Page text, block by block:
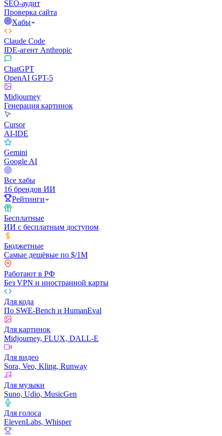
SEO-аудит
Проверка сайта
Хабы
Claude Code
IDE-агент Anthropic
ChatGPT
OpenAI GPT-5
Midjourney
Генерация картинок
Cursor
AI-IDE
Gemini
Google AI
Все хабы
16 брендов ИИ
Рейтинги
Бесплатные
ИИ с бесплатным доступом
Бюджетные
Самые дешёвые по $/1M
Работают в РФ
Без VPN и иностранной карты
Для кода
По SWE-Bench и HumanEval
Для картинок
Midjourney, FLUX, DALL-E
Для видео
Sora, Veo, Kling, Runway
Для музыки
Suno, Udio, MusicGen
Для голоса
ElevenLabs, Whisper